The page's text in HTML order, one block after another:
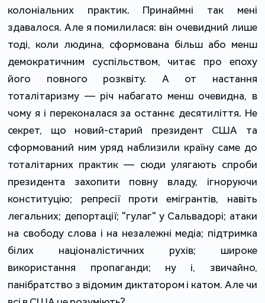
колоніальних практик. Принаймні так мені
здавалося. Але я помилилася: він очевидний лише
тоді, коли людина, сформована більш або менш
демократичним суспільством, читає про епоху
його повного розквіту. А от настання
тоталітаризму — річ набагато менш очевидна, в
чому я і переконалася за останнє десятиліття. Не
секрет, що новий-старий президент США та
сформований ним уряд наблизили країну саме до
тоталітарних практик — сюди улягають спроби
президента захопити повну владу, ігноруючи
конституцію; репресії проти емігрантів, навіть
легальних; депортації; "гулаг" у Сальвадорі; атаки
на свободу слова і на незалежні медіа; підтримка
білих націоналістичних рухів; широке
використання пропаганди; ну і, звичайно,
панібратство з відомим диктатором і катом. Але чи